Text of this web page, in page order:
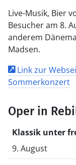
Live-Musik, Bier
Besucher am 8.
anderem
Madsen.
Link zur
Sommerkonzert
Oper in
Klassik unter
9. August